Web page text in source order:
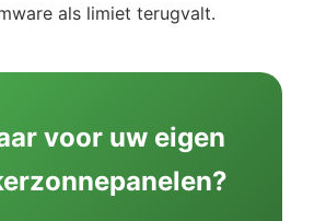
als limiet terugvalt.
voor uw eigen